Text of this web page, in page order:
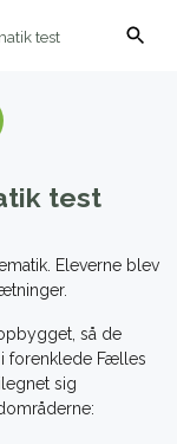
test
test
Eleverne blev
så de
forenklede Fælles
sig